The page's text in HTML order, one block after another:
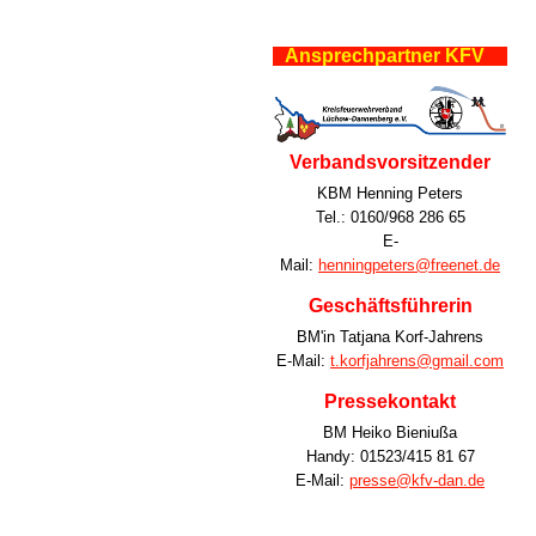
Ansprechpartner KFV
Verbandsvorsitzender
KBM Henning Peters
Tel.: 0160/968 286 65
E-
Mail: henningpeters@freenet.de
Geschäftsführerin
BM'in Tatjana Korf-Jahrens
E-Mail: t.korfjahrens@gmail.com
Pressekontakt
BM Heiko Bieniußa
Handy: 01523/415 81 67
E-Mail: presse@kfv-dan.de